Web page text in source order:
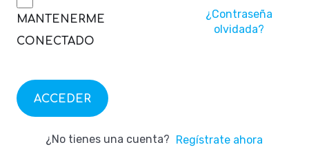
MANTENERME
CONECTADO
¿Contraseña
olvidada?
ACCEDER
¿No tienes una cuenta? Regístrate ahora